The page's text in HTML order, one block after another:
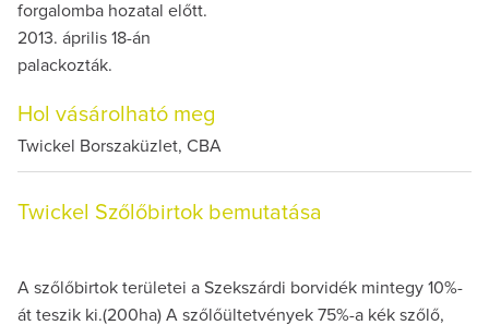
forgalomba hozatal előtt.
2013. április 18-án
palackozták.
Hol vásárolható meg
Twickel Borszaküzlet, CBA
Twickel Szőlőbirtok bemutatása
A szőlőbirtok területei a Szekszárdi borvidék mintegy 10%-
át teszik ki.(200ha) A szőlőültetvények 75%-a kék szőlő,